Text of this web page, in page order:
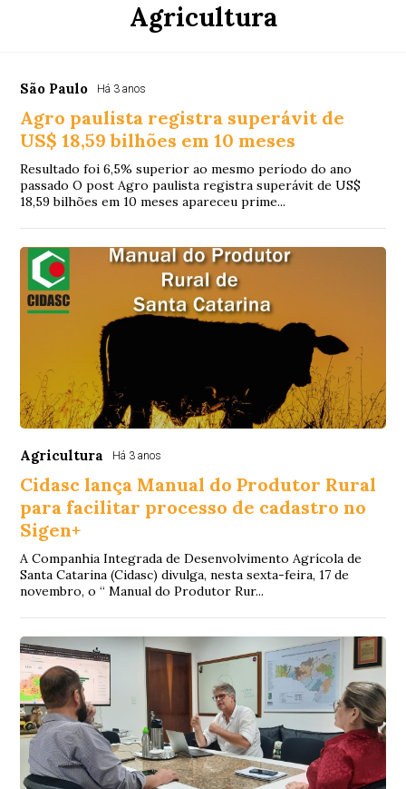
Agricultura
São Paulo Há 3 anos
Agro paulista registra superávit de
US$ 18,59 bilhões em 10 meses
Resultado foi 6,5% superior ao mesmo período do ano
passado O post Agro paulista registra superávit de US$
18,59 bilhões em 10 meses apareceu prime...
Agricultura Há 3 anos
Cidasc lança Manual do Produtor Rural
para facilitar processo de cadastro no
Sigen+
A Companhia Integrada de Desenvolvimento Agrícola de
Santa Catarina (Cidasc) divulga, nesta sexta-feira, 17 de
novembro, o “ Manual do Produtor Rur...